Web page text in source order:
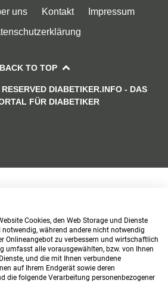
uns Kontakt
Impressum
BACK TO TOP
DIABETIKER.INFO - DAS
FÜR DIABETIKER
Cookies, den Web Storage und Dienste
während andere nicht notwendig
Onlineangebot zu verbessern und wirtschaftlich
umfasst alle vorausgewählten, bzw. von Ihnen
und die mit Ihnen verbundene
auf Ihrem Endgerät sowie deren
die folgende Verarbeitung personenbezogener